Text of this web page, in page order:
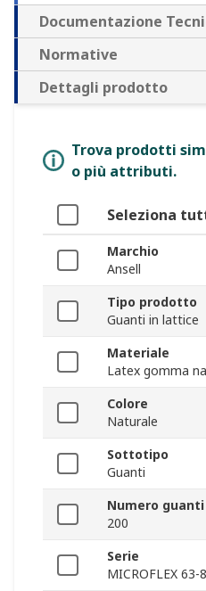
Documentazione
Normative
Dettagli prodotto
Trova prodotti
o più attributi.
Seleziona
Marchio
Ansell
Tipo prodotto
Guanti in lattice
Materiale
Latex gomma
Colore
Naturale
Sottotipo
Guanti
Numero guanti
200
Serie
MICROFLEX 63-